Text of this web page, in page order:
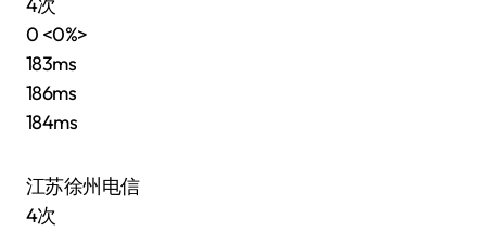
0 <0%>
183ms
186ms
184ms
江苏徐州电信
4次